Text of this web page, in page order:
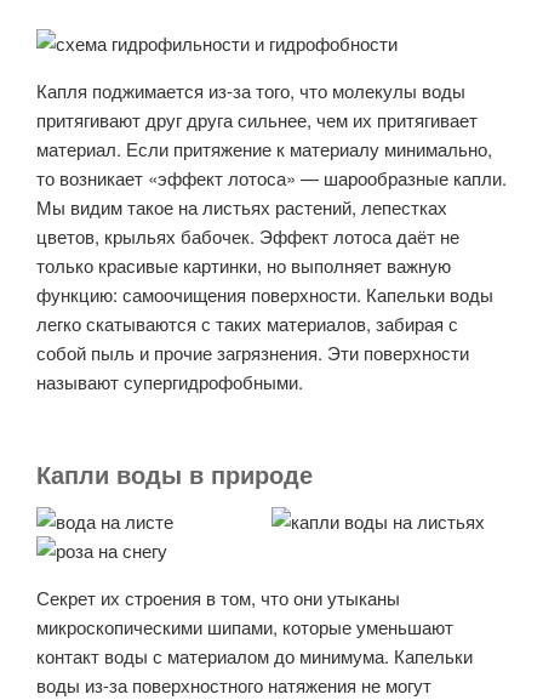
Капля поджимается из-за того, что молекулы воды
притягивают друг друга сильнее, чем их притягивает
материал. Если притяжение к материалу минимально,
то возникает «эффект лотоса» — шарообразные капли.
Мы видим такое на листьях растений, лепестках
цветов, крыльях бабочек. Эффект лотоса даёт не
только красивые картинки, но выполняет важную
функцию: самоочищения поверхности. Капельки воды
легко скатываются с таких материалов, забирая с
собой пыль и прочие загрязнения. Эти поверхности
называют супергидрофобными.
Капли воды в природе
Секрет их строения в том, что они утыканы
микроскопическими шипами, которые уменьшают
контакт воды с материалом до минимума. Капельки
воды из-за поверхностного натяжения не могут